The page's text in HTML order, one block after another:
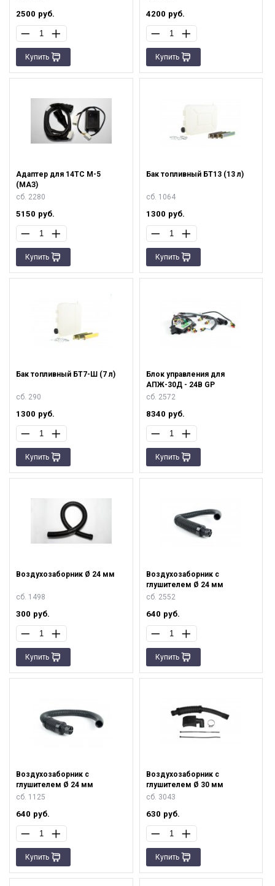
2500 руб.
Купить
4200 руб.
Купить
Адаптер для 14ТС М-5
(МАЗ)
сб. 2280
5150 руб.
Купить
Бак топливный БТ13 (13 л)
сб. 1064
1300 руб.
Купить
Бак топливный БТ7-Ш (7 л)
сб. 290
1300 руб.
Купить
Блок управления для
АПЖ-30Д - 24В GP
сб. 2572
8340 руб.
Купить
Воздухозаборник Ø 24 мм
сб. 1498
300 руб.
Купить
Воздухозаборник с
глушителем Ø 24 мм
сб. 2552
640 руб.
Купить
Воздухозаборник с
глушителем Ø 24 мм
сб. 1125
640 руб.
Купить
Воздухозаборник с
глушителем Ø 30 мм
сб. 3043
630 руб.
Купить